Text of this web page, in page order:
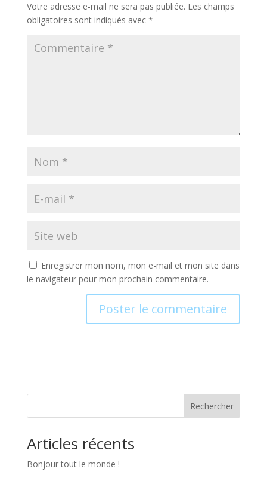
Votre adresse e-mail ne sera pas publiée. Les champs
obligatoires sont indiqués avec *
Enregistrer mon nom, mon e-mail et mon site dans
le navigateur pour mon prochain commentaire.
Rechercher
Articles récents
Bonjour tout le monde !